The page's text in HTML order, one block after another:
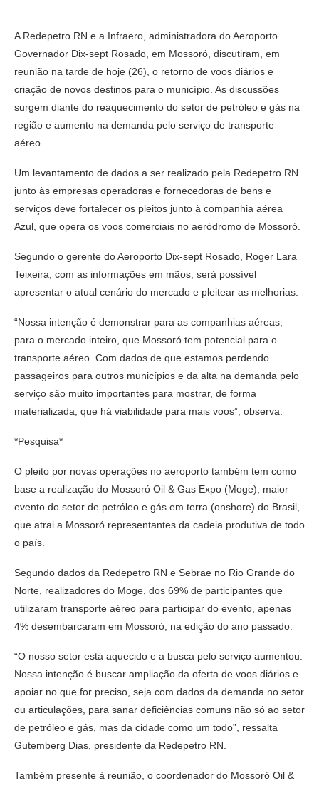
A Redepetro RN e a Infraero, administradora do Aeroporto
Governador Dix-sept Rosado, em Mossoró, discutiram, em
reunião na tarde de hoje (26), o retorno de voos diários e
criação de novos destinos para o município. As discussões
surgem diante do reaquecimento do setor de petróleo e gás na
região e aumento na demanda pelo serviço de transporte
aéreo.
Um levantamento de dados a ser realizado pela Redepetro RN
junto às empresas operadoras e fornecedoras de bens e
serviços deve fortalecer os pleitos junto à companhia aérea
Azul, que opera os voos comerciais no aeródromo de Mossoró.
Segundo o gerente do Aeroporto Dix-sept Rosado, Roger Lara
Teixeira, com as informações em mãos, será possível
apresentar o atual cenário do mercado e pleitear as melhorias.
“Nossa intenção é demonstrar para as companhias aéreas,
para o mercado inteiro, que Mossoró tem potencial para o
transporte aéreo. Com dados de que estamos perdendo
passageiros para outros municípios e da alta na demanda pelo
serviço são muito importantes para mostrar, de forma
materializada, que há viabilidade para mais voos”, observa.
*Pesquisa*
O pleito por novas operações no aeroporto também tem como
base a realização do Mossoró Oil & Gas Expo (Moge), maior
evento do setor de petróleo e gás em terra (onshore) do Brasil,
que atrai a Mossoró representantes da cadeia produtiva de todo
o país.
Segundo dados da Redepetro RN e Sebrae no Rio Grande do
Norte, realizadores do Moge, dos 69% de participantes que
utilizaram transporte aéreo para participar do evento, apenas
4% desembarcaram em Mossoró, na edição do ano passado.
“O nosso setor está aquecido e a busca pelo serviço aumentou.
Nossa intenção é buscar ampliação da oferta de voos diários e
apoiar no que for preciso, seja com dados da demanda no setor
ou articulações, para sanar deficiências comuns não só ao setor
de petróleo e gás, mas da cidade como um todo”, ressalta
Gutemberg Dias, presidente da Redepetro RN.
Também presente à reunião, o coordenador do Mossoró Oil &